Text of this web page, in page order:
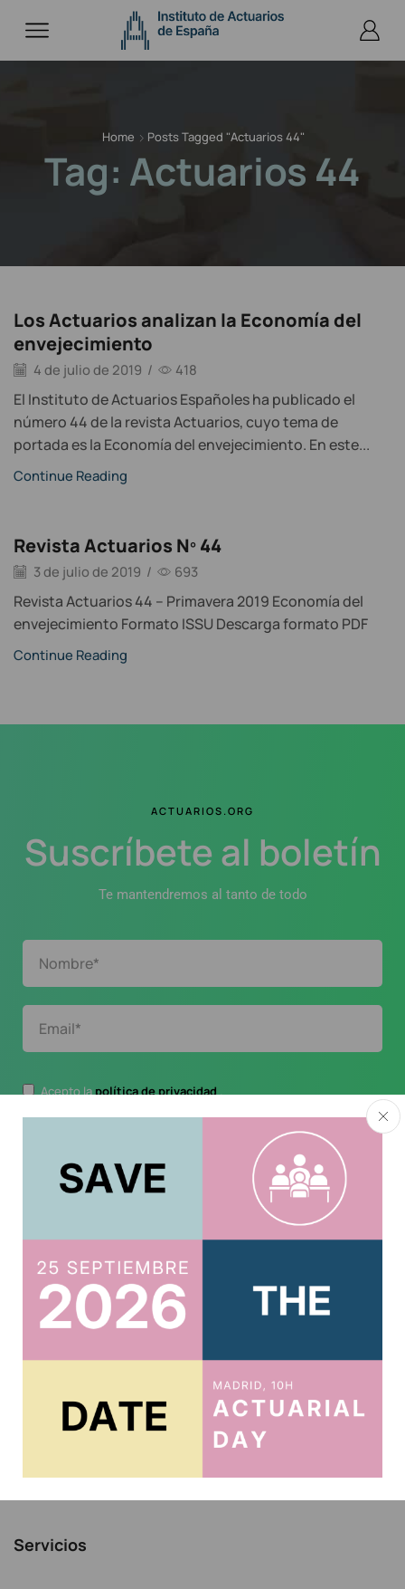
Home Posts Tagged "Actuarios 44"
Tag: Actuarios 44
Los Actuarios analizan la Economía del
envejecimiento
4 de julio de 2019 / 418
El Instituto de Actuarios Españoles ha publicado el
número 44 de la revista Actuarios, cuyo tema de
portada es la Economía del envejecimiento. En este...
Continue Reading
Revista Actuarios Nº 44
3 de julio de 2019 / 693
Revista Actuarios 44 – Primavera 2019 Economía del
envejecimiento Formato ISSU Descarga formato PDF
Continue Reading
ACTUARIOS.ORG
Suscríbete al boletín
Te mantendremos al tanto de todo
Acepto lapolítica de privacidad.
Usuario
Acceso Correo IAE
Servicios